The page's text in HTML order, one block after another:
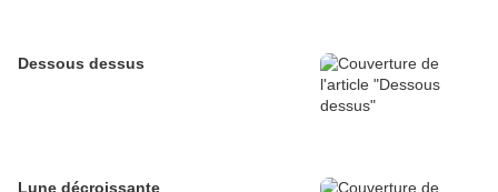
Dessous dessus
Lune décroissante